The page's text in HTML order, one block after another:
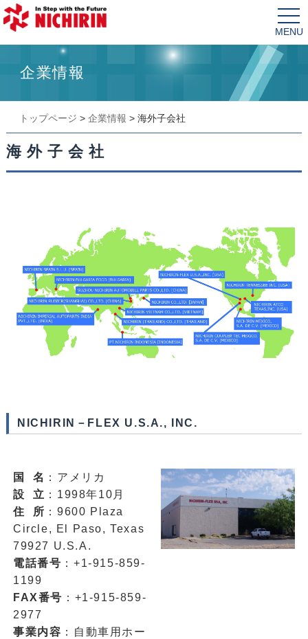
企業情報
トップページ > 企業情報 > 海外子会社
海外子会社
NICHIRIN－FLEX U.S.A., INC.
国 名 ：アメリカ
設 立 ：1998年10月
住 所 ：9600 Plaza
Circle, El Paso, Texas
79927 U.S.A.
電話番号 ：+1-915-859-
1199
FAX番号 ：+1-915-859-
2977
事業内容 ：自動車用ホー